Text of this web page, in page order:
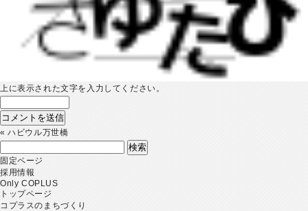
上に表示された文字を入力してください。
«ハビウル万世橋
索:
固定ページ
採用情報
Only COPLUS
トップページ
コプラスのまちづくり